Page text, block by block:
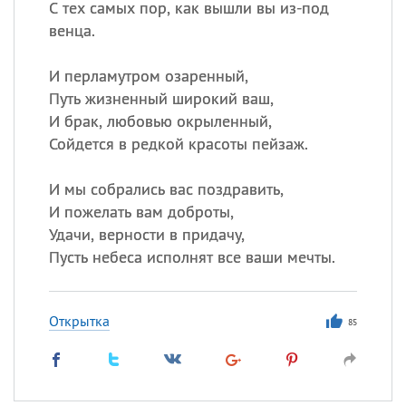
С тех самых пор, как вышли вы из-под
венца.
И перламутром озаренный,
Путь жизненный широкий ваш,
И брак, любовью окрыленный,
Сойдется в редкой красоты пейзаж.
И мы собрались вас поздравить,
И пожелать вам доброты,
Удачи, верности в придачу,
Пусть небеса исполнят все ваши мечты.
Открытка 85